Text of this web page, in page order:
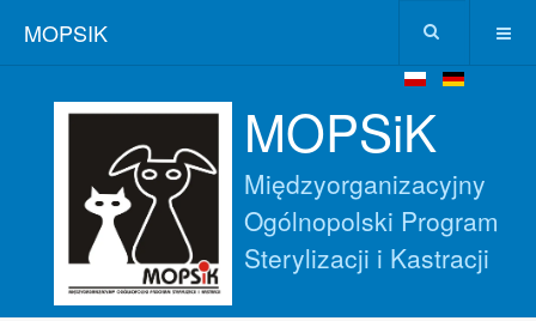
MOPSIK
MOPSiK
Międzyorganizacyjny
Ogólnopolski Program
Sterylizacji i Kastracji